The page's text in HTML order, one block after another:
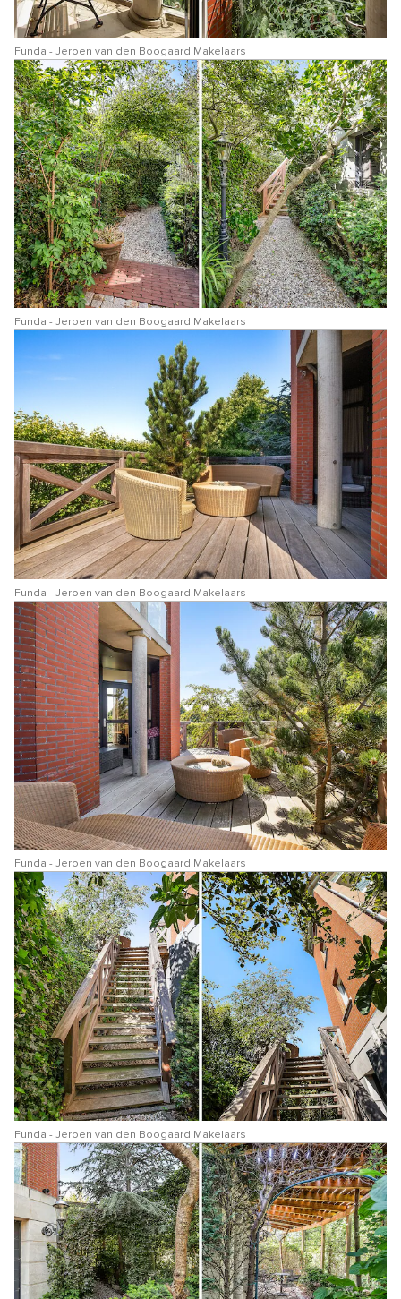
Funda - Jeroen van den Boogaard Makelaars
Funda - Jeroen van den Boogaard Makelaars
Funda - Jeroen van den Boogaard Makelaars
Funda - Jeroen van den Boogaard Makelaars
Funda - Jeroen van den Boogaard Makelaars